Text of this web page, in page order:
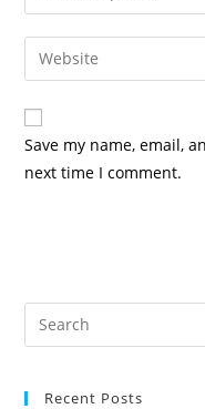
Save my name, email,
next time I comment.
Recent Posts